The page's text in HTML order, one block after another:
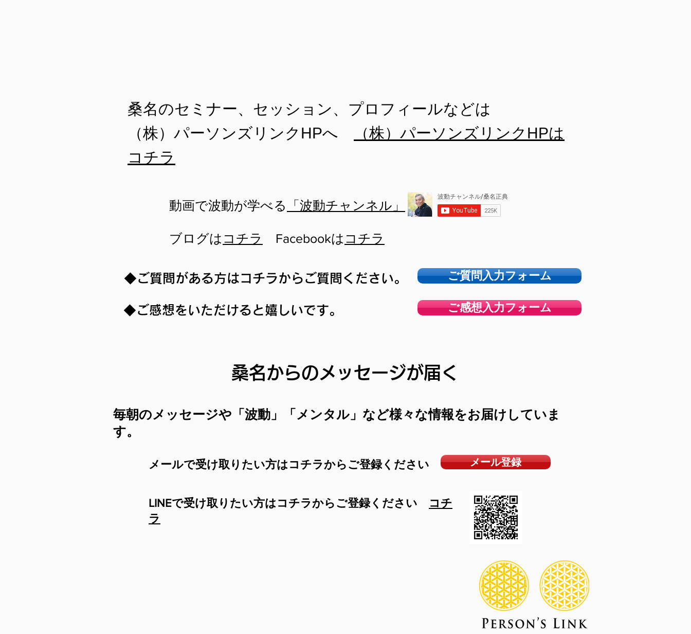
桑名のセミナー、セッション、プロフィールなどは
（株）パーソンズリンクHPへ
（株）パーソンズリンクHPは
コチラ
​動画で波動が学べる 「波動チャンネル」
ブログは コチラ Facebookは コチラ
◆ご質問がある方はコチラからご質問ください。 ご質問入力フォーム
◆ご感想をいただけると嬉しいです。 ご感想入力フォーム
桑名からのメッセージが届く
毎朝のメッセージや「波動」「メンタル」など様々な情報をお届けしていま
す。
​メールで受け取りたい方はコチラからご登録ください メール登録
​LINEで受け取りたい方はコチラからご登録ください
コチ
ラ